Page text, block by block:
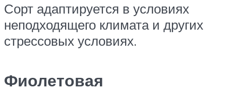
Сорт адаптируется в условиях
неподходящего климата и других
стрессовых условиях.
Фиолетовая